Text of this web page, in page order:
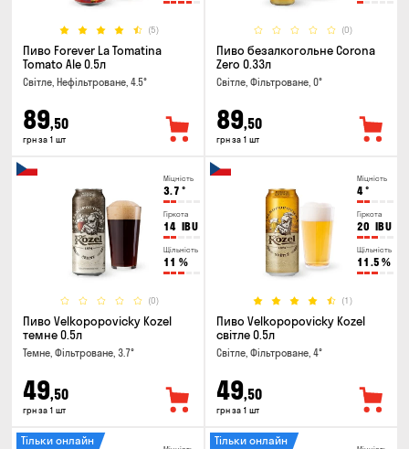
(5)
Пиво Forever La Tomatina
Tomato Ale 0.5л
Світле, Нефільтроване, 4.5°
89,50
грн за 1 шт
(0)
Пиво безалкогольне Corona
Zero 0.33л
Світле, Фільтроване, 0°
89,50
грн за 1 шт
Міцність
3.7 °
Гіркота
14 IBU
Щільність
11 %
(0)
Пиво Velkopopovicky Kozel
темне 0.5л
Темне, Фільтроване, 3.7°
49,50
грн за 1 шт
Міцність
4°
Гіркота
20 IBU
Щільність
11.5 %
(1)
Пиво Velkopopovicky Kozel
світле 0.5л
Світле, Фільтроване, 4°
49,50
грн за 1 шт
Тільки онлайн Тільки онлайн